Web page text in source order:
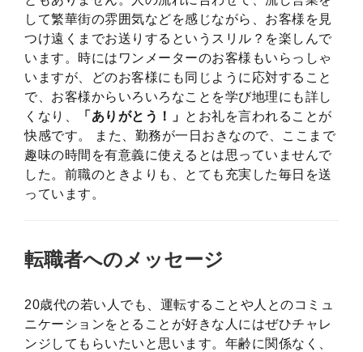
して繁華街の雰囲気などを感じながら、お客様を見
つけ遠くまでお送りするというスリル？を楽しんで
います。時にはワンメーターのお客様もいらっしゃ
いますが、どのお客様にも同じように応対すること
で、お客様からいろいろなことを学び地理にも詳し
くなり、
「ありがとう！」 とお礼を言われることが
快感です。 また、勤務が一日おきなので、ここまで
趣味の時間を有意義に使えるとは思っていませんで
した。前職のときよりも、とても充実した毎日を送
っています。
転職者へのメッセージ
20歳代の若い人でも、運転することや人とのコミュ
ニケーションをとることが好きな人にはぜひチャレ
ンジしてもらいたいと思います。年齢に関係なく、